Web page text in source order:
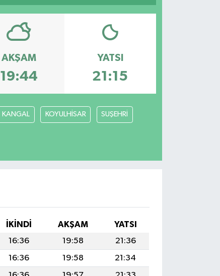
AKŞAM
19:44
YATSI
21:15
KANGAL KOYULHİSAR SUŞEHRİ
İKINDI AKŞAM
YATSI
16:36 19:58
21:36
16:36 19:58
21:34